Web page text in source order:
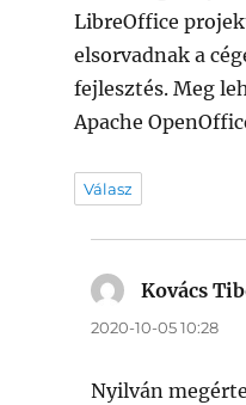
LibreOffice
elsorvadnak a
fejlesztés. Meg
Apache
Válasz
Kovács
2020-10-05 10:28
Nyilván